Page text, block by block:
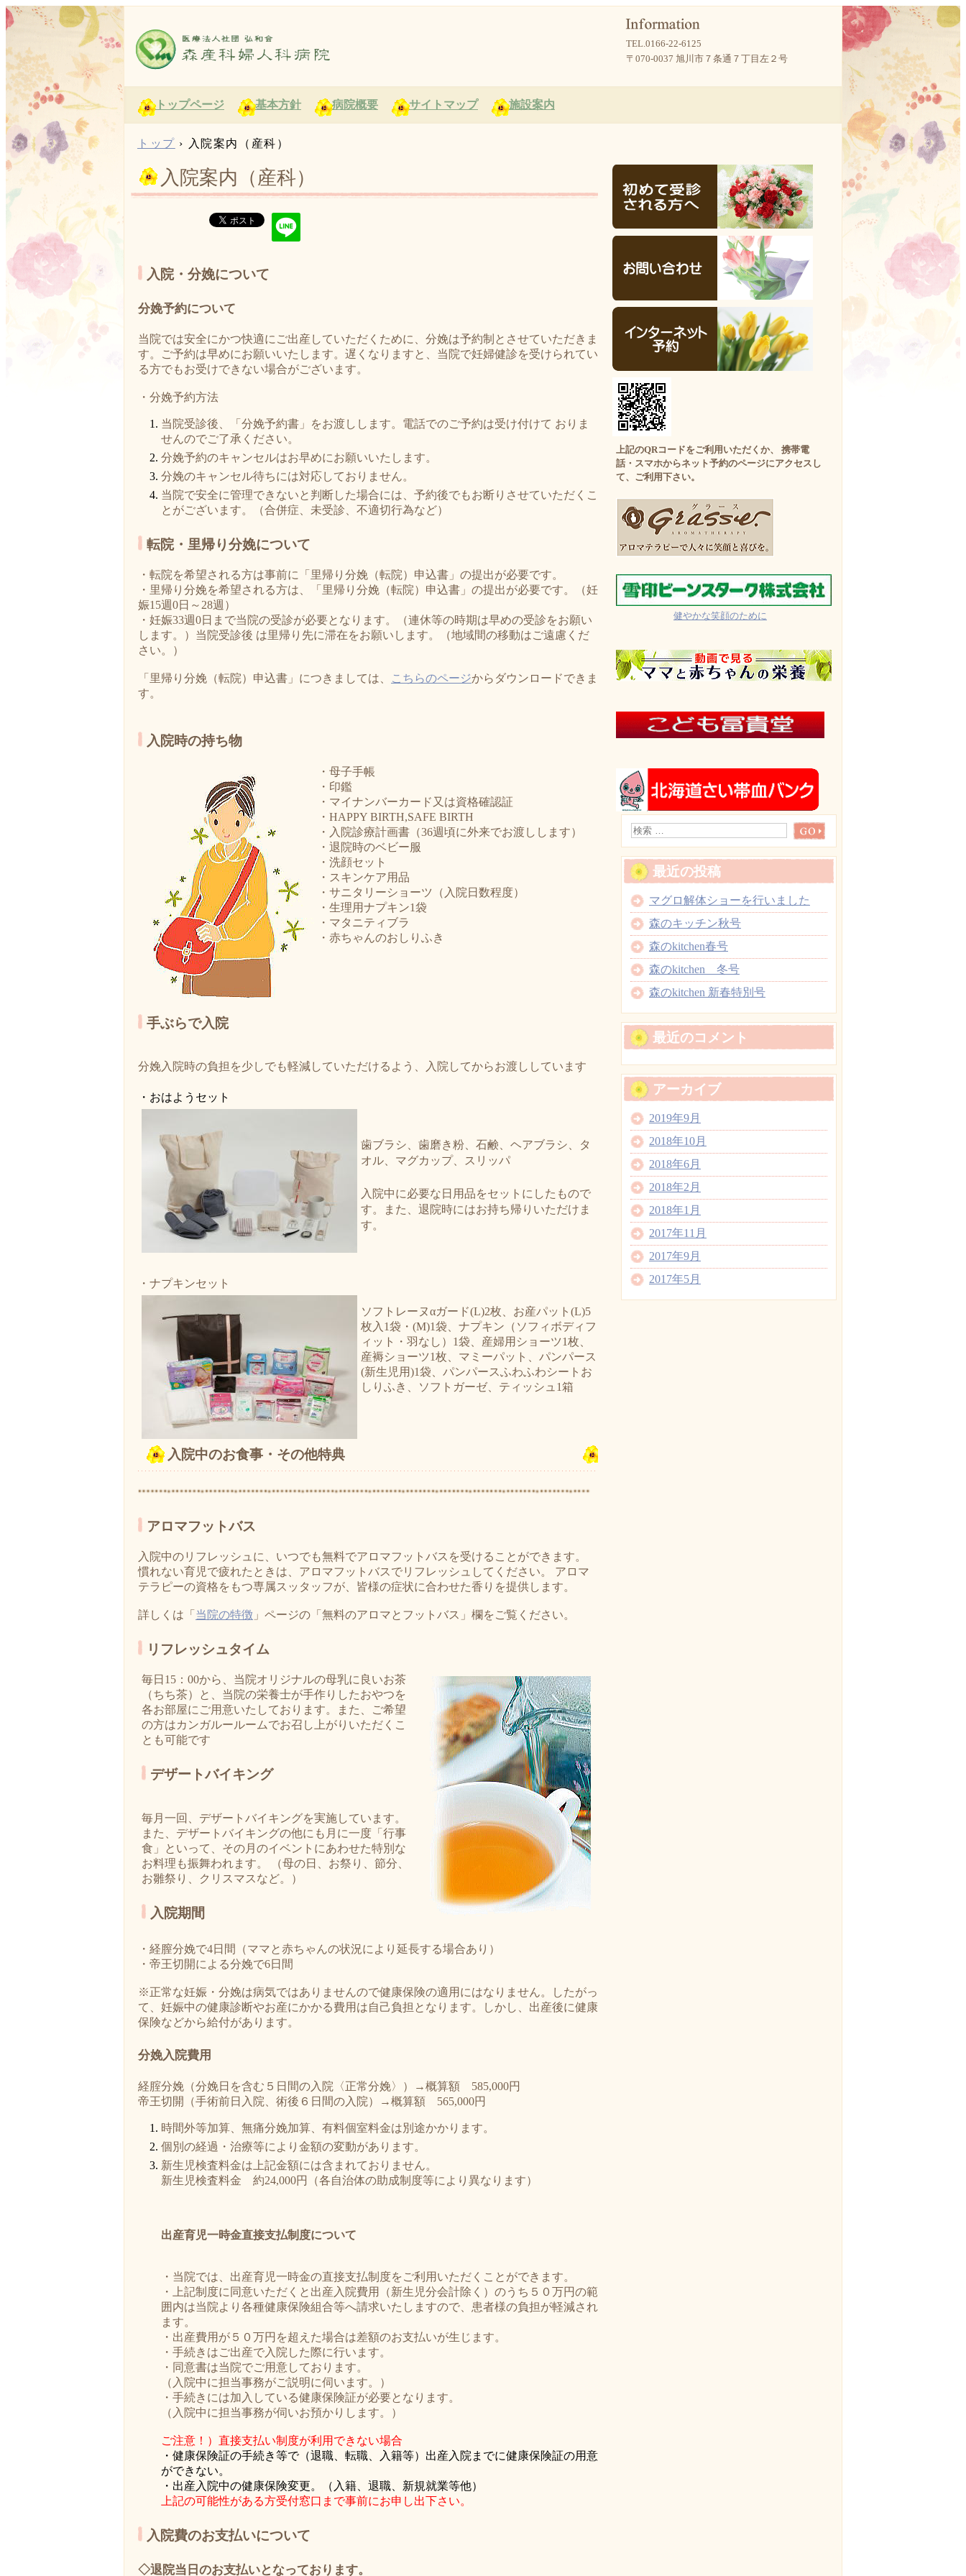
TEL.0166-22-6125
〒070-0037 旭川市７条通７丁目左２号
トップページ 基本方針 病院概要 サイトマップ 施設案内
トップ › 入院案内（産科）
入院案内（産科）
入院・分娩について
分娩予約について
当院では安全にかつ快適にご出産していただくために、分娩は予約制とさせていただきま
す。ご予約は早めにお願いいたします。遅くなりますと、当院で妊婦健診を受けられてい
る方でもお受けできない場合がございます。
・分娩予約方法
当院受診後、「分娩予約書」をお渡しします。電話でのご予約は受け付けて おりま
せんのでご了承ください。
分娩予約のキャンセルはお早めにお願いいたします。
分娩のキャンセル待ちには対応しておりません。
当院で安全に管理できないと判断した場合には、予約後でもお断りさせていただくこ
とがございます。（合併症、未受診、不適切行為など）
転院・里帰り分娩について
・転院を希望される方は事前に「里帰り分娩（転院）申込書」の提出が必要です。
・里帰り分娩を希望される方は、「里帰り分娩（転院）申込書」の提出が必要です。（妊
娠15週0日～28週）
・妊娠33週0日まで当院の受診が必要となります。（連休等の時期は早めの受診をお願い
します。）当院受診後 は里帰り先に滞在をお願いします。（地域間の移動はご遠慮くだ
さい。）
「里帰り分娩（転院）申込書」につきましては、 こちらのページからダウンロードできま
す。
入院時の持ち物
・母子手帳
・印鑑
・マイナンバーカード又は資格確認証
・HAPPY BIRTH,SAFE BIRTH
・入院診療計画書（36週頃に外来でお渡しします）
・退院時のベビー服
・洗顔セット
・スキンケア用品
・サニタリーショーツ（入院日数程度）
・生理用ナプキン1袋
・マタニティブラ
・赤ちゃんのおしりふき
手ぶらで入院
分娩入院時の負担を少しでも軽減していただけるよう、入院してからお渡ししています
・おはようセット
歯ブラシ、歯磨き粉、石鹸、ヘアブラシ、タ
オル、マグカップ、スリッパ
入院中に必要な日用品をセットにしたもので
す。また、退院時にはお持ち帰りいただけま
す。
・ナプキンセット
ソフトレーヌαガード(L)2枚、お産パット(L)5
枚入1袋・(M)1袋、ナプキン（ソフィボディフ
ィット・羽なし）1袋、産婦用ショーツ1枚、
産褥ショーツ1枚、マミーパット、パンパース
(新生児用)1袋、パンパースふわふわシートお
しりふき、ソフトガーゼ、ティッシュ1箱
入院中のお食事・その他特典
アロマフットバス
入院中のリフレッシュに、いつでも無料でアロマフットバスを受けることができます。
慣れない育児で疲れたときは、アロマフットバスでリフレッシュしてください。 アロマ
テラピーの資格をもつ専属スッタッフが、皆様の症状に合わせた香りを提供します。
詳しくは「 当院の特徴 」ページの「無料のアロマとフットバス」欄をご覧ください。
リフレッシュタイム
毎日15：00から、当院オリジナルの母乳に良いお茶
（ちち茶）と、当院の栄養士が手作りしたおやつを
各お部屋にご用意いたしております。また、ご希望
の方はカンガルールームでお召し上がりいただくこ
とも可能です
デザートバイキング
毎月一回、デザートバイキングを実施しています。
また、デザートバイキングの他にも月に一度「行事
食」といって、その月のイベントにあわせた特別な
お料理も振舞われます。 （母の日、お祭り、節分、
お雛祭り、クリスマスなど。）
入院期間
・経膣分娩で4日間（ママと赤ちゃんの状況により延長する場合あり）
・帝王切開による分娩で6日間
※正常な妊娠・分娩は病気ではありませんので健康保険の適用にはなりません。したがっ
て、妊娠中の健康診断やお産にかかる費用は自己負担となります。しかし、出産後に健康
保険などから給付があります。
分娩入院費用
経腟分娩（分娩日を含む５日間の入院〈正常分娩〉）→概算額 585,000円
帝王切開（手術前日入院、術後６日間の入院）→概算額 565,000円
時間外等加算、無痛分娩加算、有料個室料金は別途かかります。
個別の経過・治療等により金額の変動があります。
新生児検査料金は上記金額には含まれておりません。
新生児検査料金 約24,000円（各自治体の助成制度等により異なります）
出産育児一時金直接支払制度について
・当院では、出産育児一時金の直接支払制度をご利用いただくことができます。
・上記制度に同意いただくと出産入院費用（新生児分会計除く）のうち５０万円の範
囲内は当院より各種健康保険組合等へ請求いたしますので、患者様の負担が軽減され
ます。
・出産費用が５０万円を超えた場合は差額のお支払いが生じます。
・手続きはご出産で入院した際に行います。
・同意書は当院でご用意しております。
（入院中に担当事務がご説明に伺います。）
・手続きには加入している健康保険証が必要となります。
（入院中に担当事務が伺いお預かりします。）
ご注意！）直接支払い制度が利用できない場合
・健康保険証の手続き等で（退職、転職、入籍等）出産入院までに健康保険証の用意
ができない。
・出産入院中の健康保険変更。（入籍、退職、新規就業等他）
上記の可能性がある方受付窓口まで事前にお申し出下さい。
入院費のお支払いについて
◇退院当日のお支払いとなっております。
上記のQRコードをご利用いただくか、 携帯電
話・スマホからネット予約のページにアクセスし
て、ご利用下さい。
健やかな笑顔のために
最近の投稿
マグロ解体ショーを行いました
森のキッチン秋号
森のkitchen春号
森のkitchen 冬号
森のkitchen 新春特別号
最近のコメント
アーカイブ
2019年9月
2018年10月
2018年6月
2018年2月
2018年1月
2017年11月
2017年9月
2017年5月